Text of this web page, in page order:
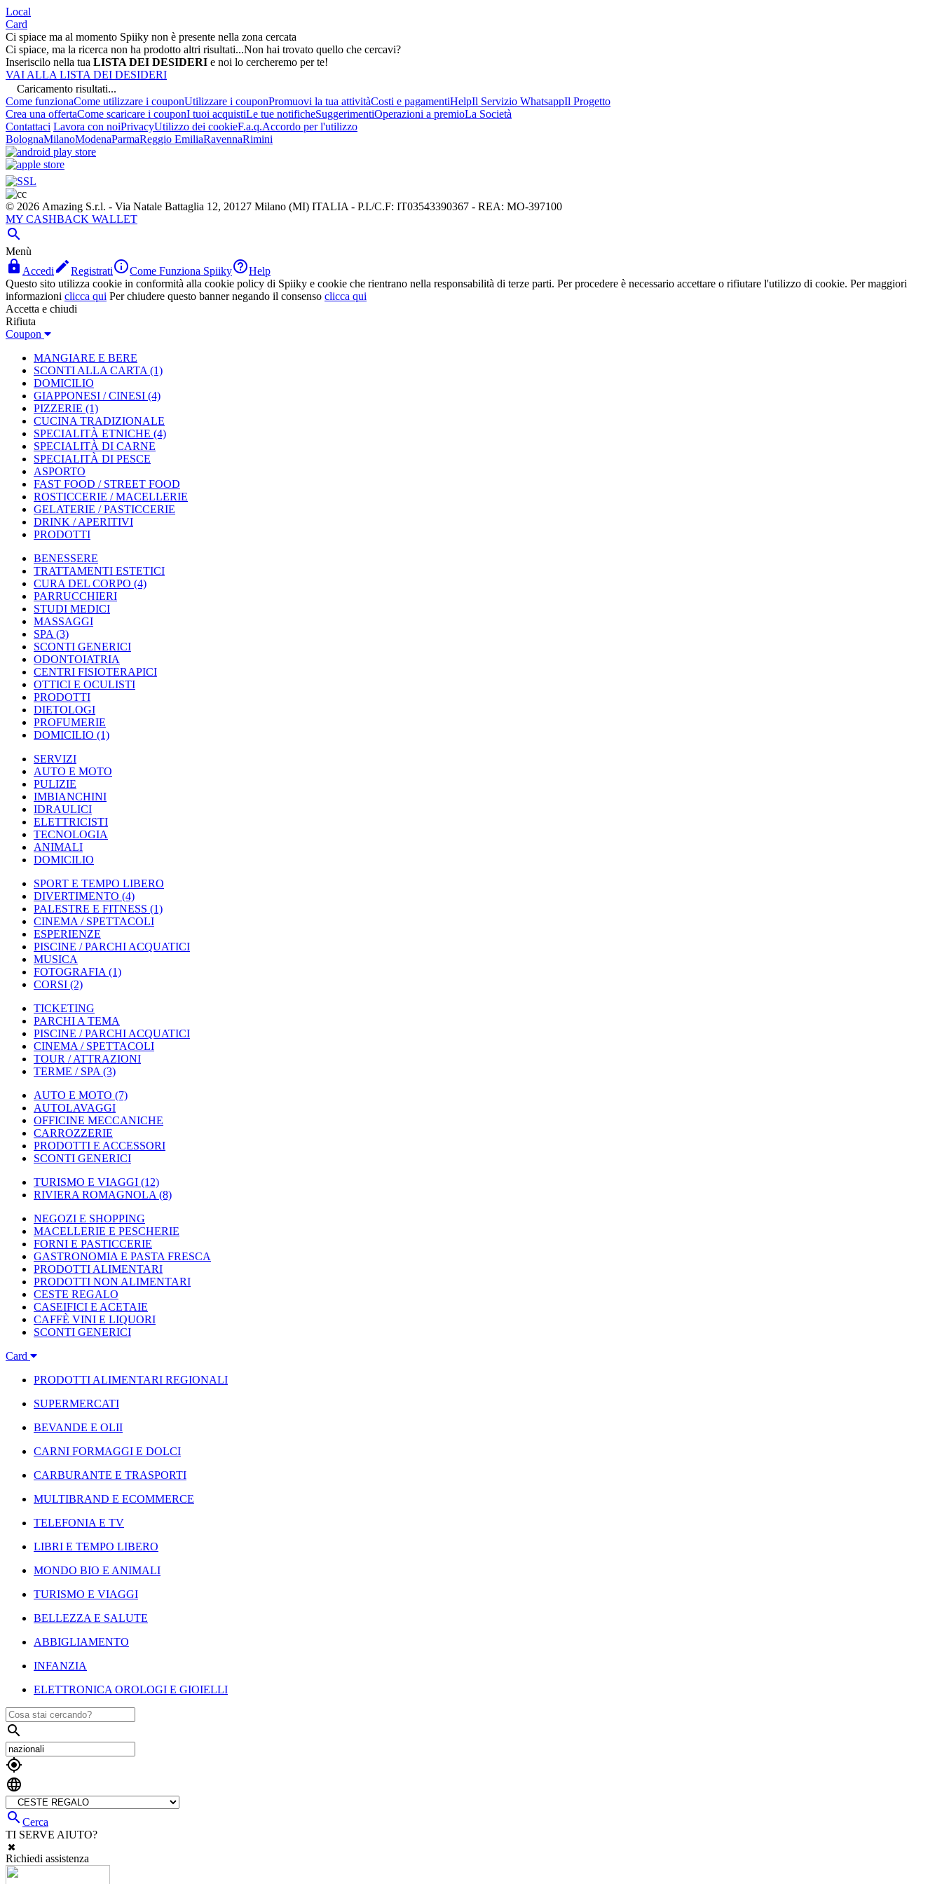
Local
Card
Ci spiace ma al momento Spiiky non è presente nella zona cercata
Ci spiace, ma la ricerca non ha prodotto altri risultati...Non hai trovato quello che cercavi?
Inseriscilo nella tua LISTA DEI DESIDERI e noi lo cercheremo per te!
VAI ALLA LISTA DEI DESIDERI
Caricamento risultati...
Come funzionaCome utilizzare i couponUtilizzare i couponPromuovi la tua attivitàCosti e pagamentiHelpIl Servizio WhatsappIl Progetto
Crea una offertaCome scaricare i couponI tuoi acquistiLe tue notificheSuggerimentiOperazioni a premioLa Società
Contattaci Lavora con noiPrivacyUtilizzo dei cookieF.a.q.Accordo per l'utilizzo
BolognaMilanoModenaParmaReggio EmiliaRavennaRimini
© 2026 Amazing S.r.l. - Via Natale Battaglia 12, 20127 Milano (MI) ITALIA - P.I./C.F: IT03543390367 - REA: MO-397100
MY CASHBACK WALLET

Menù
 Accedi RegistratiCome Funziona SpiikyHelp
Questo sito utilizza cookie in conformità alla cookie policy di Spiiky e cookie che rientrano nella responsabilità di terze parti. Per procedere è necessario accettare o rifiutare l'utilizzo di cookie. Per maggiori
informazioni clicca qui Per chiudere questo banner negando il consenso clicca qui
Accetta e chiudi
Rifiuta
Coupon
MANGIARE E BERE
SCONTI ALLA CARTA (1)
DOMICILIO
GIAPPONESI / CINESI (4)
PIZZERIE (1)
CUCINA TRADIZIONALE
SPECIALITÀ ETNICHE (4)
SPECIALITÀ DI CARNE
SPECIALITÀ DI PESCE
ASPORTO
FAST FOOD / STREET FOOD
ROSTICCERIE / MACELLERIE
GELATERIE / PASTICCERIE
DRINK / APERITIVI
PRODOTTI
BENESSERE
TRATTAMENTI ESTETICI
CURA DEL CORPO (4)
PARRUCCHIERI
STUDI MEDICI
MASSAGGI
SPA (3)
SCONTI GENERICI
ODONTOIATRIA
CENTRI FISIOTERAPICI
OTTICI E OCULISTI
PRODOTTI
DIETOLOGI
PROFUMERIE
DOMICILIO (1)
SERVIZI
AUTO E MOTO
PULIZIE
IMBIANCHINI
IDRAULICI
ELETTRICISTI
TECNOLOGIA
ANIMALI
DOMICILIO
SPORT E TEMPO LIBERO
DIVERTIMENTO (4)
PALESTRE E FITNESS (1)
CINEMA / SPETTACOLI
ESPERIENZE
PISCINE / PARCHI ACQUATICI
MUSICA
FOTOGRAFIA (1)
CORSI (2)
TICKETING
PARCHI A TEMA
PISCINE / PARCHI ACQUATICI
CINEMA / SPETTACOLI
TOUR / ATTRAZIONI
TERME / SPA (3)
AUTO E MOTO (7)
AUTOLAVAGGI
OFFICINE MECCANICHE
CARROZZERIE
PRODOTTI E ACCESSORI
SCONTI GENERICI
TURISMO E VIAGGI (12)
RIVIERA ROMAGNOLA (8)
NEGOZI E SHOPPING
MACELLERIE E PESCHERIE
FORNI E PASTICCERIE
GASTRONOMIA E PASTA FRESCA
PRODOTTI ALIMENTARI
PRODOTTI NON ALIMENTARI
CESTE REGALO
CASEIFICI E ACETAIE
CAFFÈ VINI E LIQUORI
SCONTI GENERICI
Card
PRODOTTI ALIMENTARI REGIONALI
SUPERMERCATI
BEVANDE E OLII
CARNI FORMAGGI E DOLCI
CARBURANTE E TRASPORTI
MULTIBRAND E ECOMMERCE
TELEFONIA E TV
LIBRI E TEMPO LIBERO
MONDO BIO E ANIMALI
TURISMO E VIAGGI
BELLEZZA E SALUTE
ABBIGLIAMENTO
INFANZIA
ELETTRONICA OROLOGI E GIOIELLI



Cerca
TI SERVE AIUTO?
Richiedi assistenza